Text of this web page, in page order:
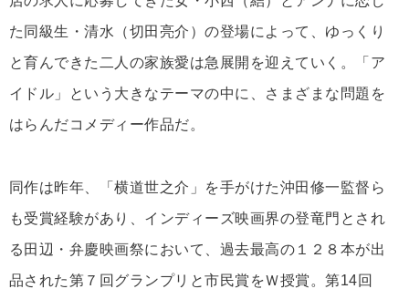
た同級生・清水（切田亮介）の登場によって、ゆっくり
と育んできた二人の家族愛は急展開を迎えていく。「ア
イドル」という大きなテーマの中に、さまざまな問題を
はらんだコメディー作品だ。
同作は昨年、「横道世之介」を手がけた沖田修一監督ら
も受賞経験があり、インディーズ映画界の登竜門とされ
る田辺・弁慶映画祭において、過去最高の１２８本が出
品された第７回グランプリと市民賞をＷ授賞。第14回